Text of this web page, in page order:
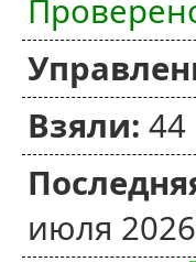
Взяли:
июля